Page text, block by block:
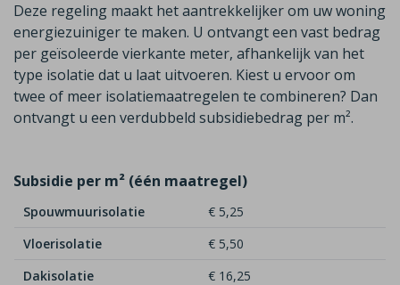
Deze regeling maakt het aantrekkelijker om uw woning
energiezuiniger te maken. U ontvangt een vast bedrag
per geïsoleerde vierkante meter, afhankelijk van het
type isolatie dat u laat uitvoeren. Kiest u ervoor om
twee of meer isolatiemaatregelen te combineren? Dan
ontvangt u een verdubbeld subsidiebedrag per m².
Subsidie per m² (één maatregel)
Spouwmuurisolatie
€ 5,25
Vloerisolatie
€ 5,50
Dakisolatie
€ 16,25